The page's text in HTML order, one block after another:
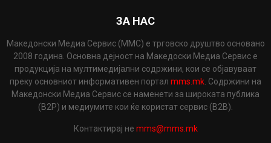
ЗА НАС
Македонски Медиа Сервис (ММС) е трговско друштво основано
2008 година. Основна дејност на Македоски Медиа Сервис е
продукција на мултимедијални содржини, кои се објавуваат
преку основниот информативен портал mms.mk . Содржини на
Македонски Медиа Сервис се наменети за широката публика
(B2P) и медиумите кои ќе користат сервис (B2B).
Контактирај не mms@mms.mk